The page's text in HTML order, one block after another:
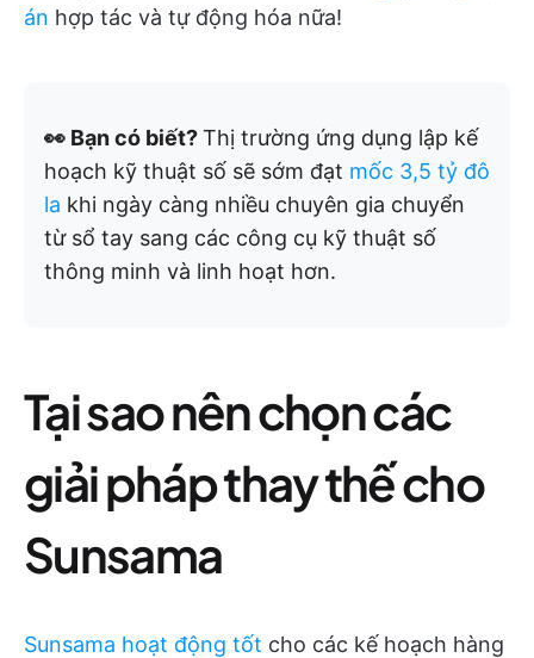
án hợp tác và tự động hóa nữa!
👀 Bạn có biết?Thị trường ứng dụng lập kế
hoạch kỹ thuật số sẽ sớm đạt mốc 3,5 tỷ đô
la khi ngày càng nhiều chuyên gia chuyển
từ sổ tay sang các công cụ kỹ thuật số
thông minh và linh hoạt hơn.
Tại sao nên chọn các
giải pháp thay thế cho
Sunsama
Sunsama hoạt động tốt cho các kế hoạch hàng